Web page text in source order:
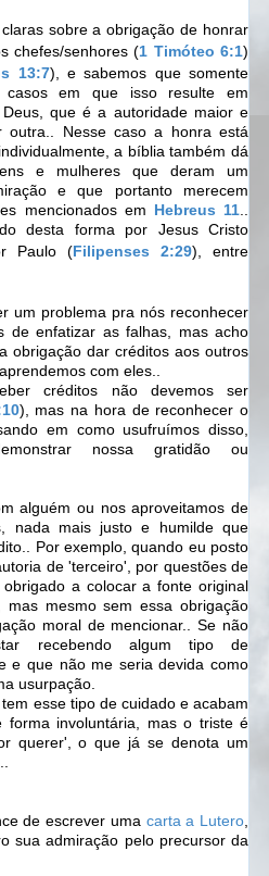
sobre a obrigação de honrar
chefes/senhores (1 Timóteo 6:1)
13:7), e sabemos que somente
casos em que isso resulte em
que é a autoridade maior e
outra.. Nesse caso a honra está
a bíblia também dá
e mulheres que deram um
e que portanto merecem
mencionados em Hebreus 11
desta forma por Jesus Cristo
Paulo (Filipenses 2:29), entre
um problema pra nós reconhecer
de enfatizar as falhas, mas acho
obrigação dar créditos aos outros
com eles..
créditos não devemos ser
), mas na hora de reconhecer o
em como usufruímos disso,
nossa gratidão ou
alguém ou nos aproveitamos de
nada mais justo e humilde que
Por exemplo, quando eu posto
de 'terceiro', por questões de
a colocar a fonte original
mesmo sem essa obrigação
moral de mencionar.. Se não
recebendo algum tipo de
e que não me seria devida como
usurpação.
esse tipo de cuidado e acabam
forma involuntária, mas o triste é
querer', o que já se denota um
de escrever uma carta a Lutero
sua admiração pelo precursor da